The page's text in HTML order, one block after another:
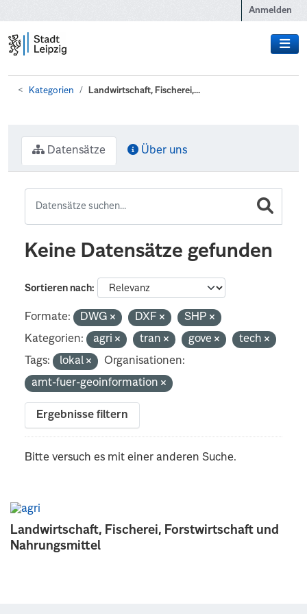
Anmelden
Kategorien Landwirtschaft, Fischerei,...
Landwirtschaft, Fischerei, Forstwirtschaft und
Nahrungsmittel
Datensätze Über uns
Keine Datensätze gefunden
Sortieren nach
Formate: DWG DXF
SHP
Kategorien:
agri tran gove
tech
Tags:
lokal
Organisationen:
amt-fuer-geoinformation
Ergebnisse filtern
Bitte versuch es mit einer anderen Suche.